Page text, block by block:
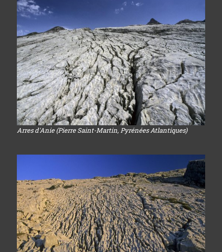
Arres d'Anie (Pierre Saint-Martin, Pyrénées Atlantiques)